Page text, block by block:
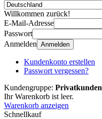
Willkommen zurück!
E-Mail-Adresse
Passwort
Anmelden Anmelden
Kundenkonto erstellen
Passwort vergessen?
Kundengruppe: Privatkunden
Ihr Warenkorb ist leer.
Warenkorb anzeigen
Schnellkauf